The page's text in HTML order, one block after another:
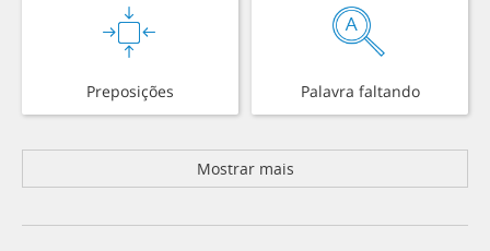
Preposições Palavra faltando
Mostrar mais